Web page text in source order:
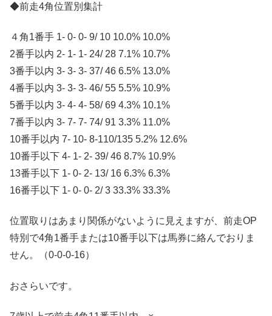
◆前走4角位置別集計
４角1番手 1- 0- 0- 9/ 10 10.0% 10.0%
2番手以内 2- 1- 1- 24/ 28 7.1% 10.7%
3番手以内 3- 3- 3- 37/ 46 6.5% 13.0%
4番手以内 3- 3- 3- 46/ 55 5.5% 10.9%
5番手以内 3- 4- 4- 58/ 69 4.3% 10.1%
7番手以内 3- 7- 7- 74/ 91 3.3% 11.0%
10番手以内 7- 10- 8-110/135 5.2% 12.6%
10番手以下 4- 1- 2- 39/ 46 8.7% 10.9%
13番手以下 1- 0- 2- 13/ 16 6.3% 6.3%
16番手以下 1- 0- 0- 2/ 3 33.3% 33.3%
位置取りはあまり関係がないように見えますが、前走OP
特別で4角1番手または10番手以下は馬券に絡んでおりま
せん。（0-0-0-16）
おさらいです。